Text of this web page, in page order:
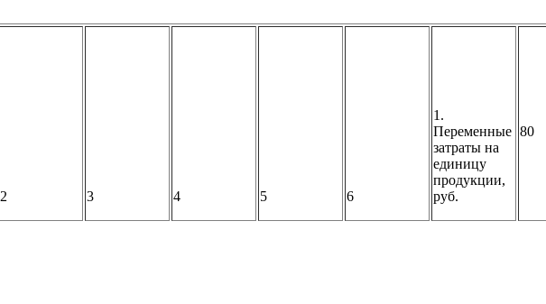
2 3 4 5 6
1.
Переменные
затраты на
единицу
продукции,
руб.
80